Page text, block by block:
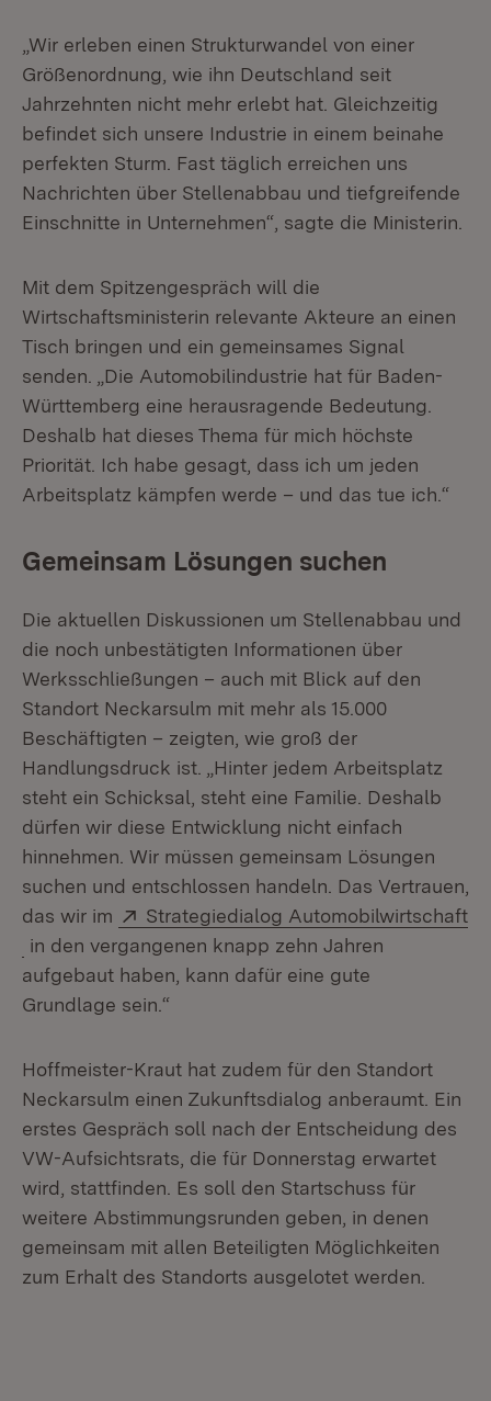
„Wir erleben einen Strukturwandel von einer
Größenordnung, wie ihn Deutschland seit
Jahrzehnten nicht mehr erlebt hat. Gleichzeitig
befindet sich unsere Industrie in einem beinahe
perfekten Sturm. Fast täglich erreichen uns
Nachrichten über Stellenabbau und tiefgreifende
Einschnitte in Unternehmen“, sagte die Ministerin.
Mit dem Spitzengespräch will die
Wirtschaftsministerin relevante Akteure an einen
Tisch bringen und ein gemeinsames Signal
senden. „Die Automobilindustrie hat für Baden-
Württemberg eine herausragende Bedeutung.
Deshalb hat dieses Thema für mich höchste
Priorität. Ich habe gesagt, dass ich um jeden
Arbeitsplatz kämpfen werde – und das tue ich.“
Gemeinsam Lösungen suchen
Die aktuellen Diskussionen um Stellenabbau und
die noch unbestätigten Informationen über
Werksschließungen – auch mit Blick auf den
Standort Neckarsulm mit mehr als 15.000
Beschäftigten – zeigten, wie groß der
Handlungsdruck ist. „Hinter jedem Arbeitsplatz
steht ein Schicksal, steht eine Familie. Deshalb
dürfen wir diese Entwicklung nicht einfach
hinnehmen. Wir müssen gemeinsam Lösungen
suchen und entschlossen handeln. Das Vertrauen,
das wir im
Extern:
Strategiedialog Automobilwirtschaft
(Öffnet in neuem Fenster)
in den vergangenen knapp zehn Jahren
aufgebaut haben, kann dafür eine gute
Grundlage sein.“
Hoffmeister-Kraut hat zudem für den Standort
Neckarsulm einen Zukunftsdialog anberaumt. Ein
erstes Gespräch soll nach der Entscheidung des
VW-Aufsichtsrats, die für Donnerstag erwartet
wird, stattfinden. Es soll den Startschuss für
weitere Abstimmungsrunden geben, in denen
gemeinsam mit allen Beteiligten Möglichkeiten
zum Erhalt des Standorts ausgelotet werden.